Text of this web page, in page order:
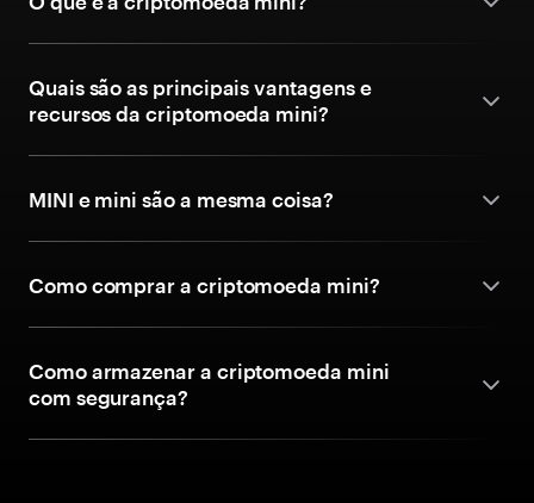
Quais são as principais vantagens e
recursos da criptomoeda mini?
MINI e mini são a mesma coisa?
Como comprar a criptomoeda mini?
Como armazenar a criptomoeda mini
com segurança?